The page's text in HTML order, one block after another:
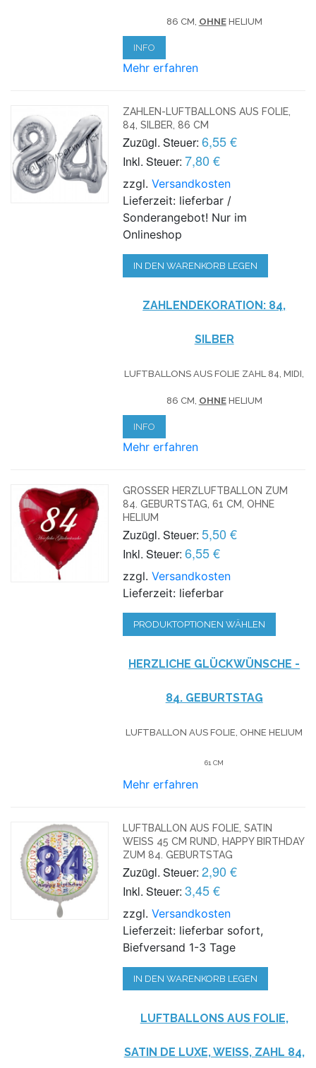
86 CM, OHNEHELIUM
INFO
Mehr erfahren
ZAHLEN-LUFTBALLONS AUS FOLIE,
84, SILBER, 86 CM
Zuzügl. Steuer: 6,55 €
Inkl. Steuer: 7,80 €
zzgl.Versandkosten
Lieferzeit: lieferbar /
Sonderangebot! Nur im
Onlineshop
IN DEN WARENKORB LEGEN
ZAHLENDEKORATION: 84,
SILBER
LUFTBALLONS AUS FOLIE ZAHL 84, MIDI,
86 CM, OHNEHELIUM
INFO
Mehr erfahren
GROSSER HERZLUFTBALLON ZUM 8
4. GEBURTSTAG, 61 CM, OHNE H
ELIUM
Zuzügl. Steuer: 5,50 €
Inkl. Steuer: 6,55 €
zzgl.Versandkosten
Lieferzeit: lieferbar
PRODUKTOPTIONEN WÄHLEN
HERZLICHE GLÜCKWÜNSCHE -
84. GEBURTSTAG
LUFTBALLON AUS FOLIE, OHNE HELIUM
61 CM
Mehr erfahren
LUFTBALLON AUS FOLIE, SATIN
WEISS 45 CM RUND, HAPPY BIRTHDAY Z
UM 84. GEBURTSTAG
Zuzügl. Steuer: 2,90 €
Inkl. Steuer: 3,45 €
zzgl.Versandkosten
Lieferzeit: lieferbar sofort,
Biefversand 1-3 Tage
IN DEN WARENKORB LEGEN
LUFTBALLONS AUS FOLIE,
SATIN DE LUXE, WEISS, ZAHL 84, O